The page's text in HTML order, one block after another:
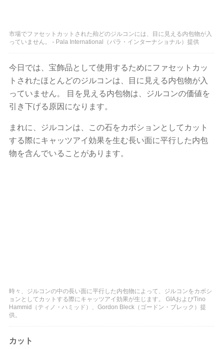
市場でファセットカットされた殆どのジルコンには、目に見える内包物が入
っていません。 - Pala International（パラ・インターナショナル）提供
今日では、宝飾品として使用するためにファセットカッ
トされたほとんどのジルコンは、目に見える内包物が入
っていません。 目を見える内包物は、ジルコンの価値を
引き下げる原因になります。
まれに、ジルコンは、この石をカボションとしてカット
する際にキャッツアイ効果を生む長い面に平行した内包
物を含んでいることがあります。
時々、ジルコンの中の長い面に平行した内包物によって、ジルコンをカボシ
ョンとしてカットする際にキャッツアイ効果が生じます。 GIAおよびTino
Hammid（ティノ・ハミッド）、Gordon Bleck（ゴードン・ブレック）提
供。
カット